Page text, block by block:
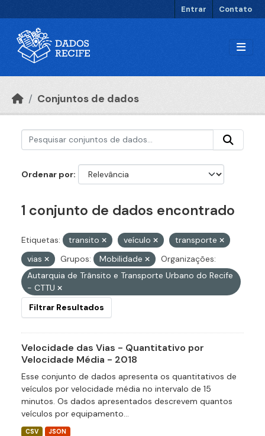
Entrar Contato
Conjuntos de dados
Ordenar por
1 conjunto de dados encontrado
Etiquetas: transito veículo
transporte
vias
Grupos: Mobilidade
Organizações:
Autarquia de Trânsito e Transporte Urbano do Recife
- CTTU
Filtrar Resultados
Velocidade das Vias - Quantitativo por
Velocidade Média - 2018
Esse conjunto de dados apresenta os quantitativos de
veículos por velocidade média no intervalo de 15
minutos. Os dados apresentados descrevem quantos
veículos por equipamento...
CSV JSON